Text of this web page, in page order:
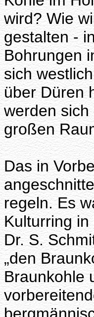
wird? Wie
gestalten -
Bohrungen
sich
über Düren
werden
großen
Das in
regeln. Es
Kulturring
Dr. S.
„den
Braunkohle